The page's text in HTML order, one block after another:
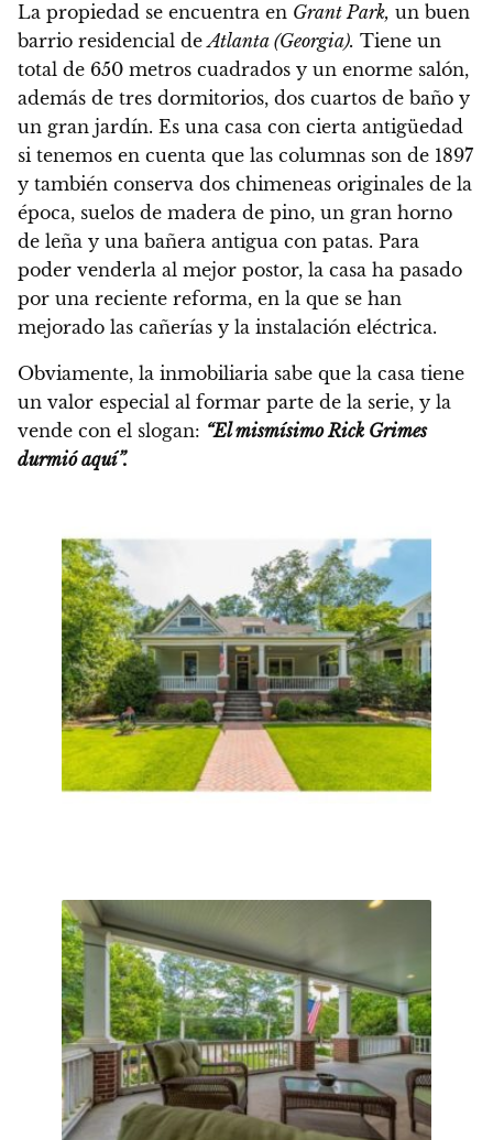
La propiedad se encuentra en Grant Park, un buen
barrio residencial deAtlanta (Georgia). Tiene un
total de 650 metros cuadrados y un enorme salón,
además de tres dormitorios, dos cuartos de baño y
un gran jardín. Es una casa con cierta antigüedad
si tenemos en cuenta que las columnas son de 1897
y también conserva dos chimeneas originales de la
época, suelos de madera de pino, un gran horno
de leña y una bañera antigua con patas. Para
poder venderla al mejor postor, la casa ha pasado
por una reciente reforma, en la que se han
mejorado las cañerías y la instalación eléctrica.
Obviamente, la inmobiliaria sabe que la casa tiene
un valor especial al formar parte de la serie, y la
vende con el slogan: “El mismísimo Rick Grimes
durmió aquí”.